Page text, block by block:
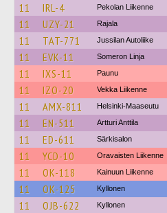
11 IRL-4 Pekolan Liikenne
11 UZY-21 Rajala
11 TAT-771 Jussilan Autoliike
11 EVK-11 Someron Linja
11 IXS-11 Paunu
11 IZO-20 Vekka Liikenne
11 AMX-811 Helsinki-Maaseutu
11 EN-511 Artturi Anttila
11 ED-611 Särkisalon
11 YCD-10 Oravaisten Liikenne
11 OK-118 Kainuun Liikenne
11 OK-125 Kyllonen
11 OJB-622 Kyllonen